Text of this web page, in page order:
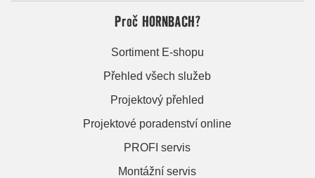
Proč HORNBACH?
Sortiment E-shopu
Přehled všech služeb
Projektový přehled
Projektové poradenství online
PROFI servis
Montážní servis